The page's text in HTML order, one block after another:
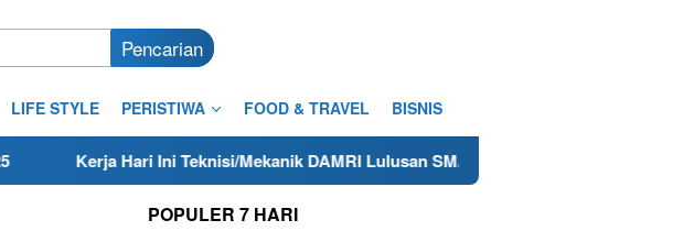
Pencarian
LIFE STYLE PERISTIWA FOOD & TRAVEL BISNIS
Ini Teknisi/Mekanik DAMRI Lulusan SMA/SMK Terdekat di Cilacap Tahun 2025
POPULER 7 HARI